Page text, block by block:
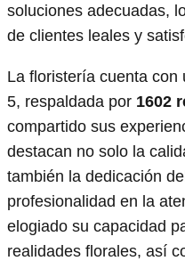
soluciones adecuadas,
de clientes leales y
La floristería cuenta con
5, respaldada por 1602
compartido sus
destacan no solo la
también la dedicación
profesionalidad en la
elogiado su capacidad
realidades florales, así